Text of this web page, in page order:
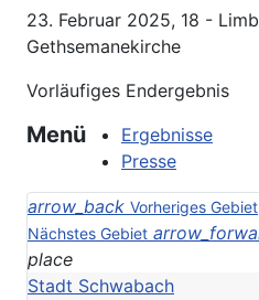
23. Februar 2025, 18 -
Gethsemanekirche
Vorläufiges Endergebnis
Menü
Ergebnisse
Presse
arrow_back Vorheriges Gebiet
Nächstes Gebiet
place
Stadt Schwabach